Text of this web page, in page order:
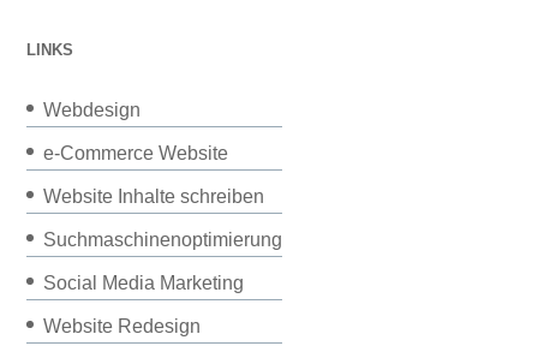
LINKS
Webdesign
e-Commerce Website
Website Inhalte schreiben
Suchmaschinenoptimierung
Social Media Marketing
Website Redesign